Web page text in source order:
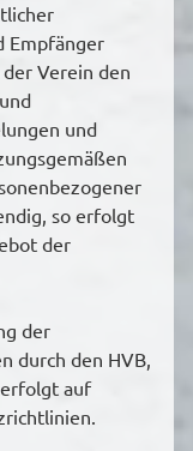
Empfänger
Verein den
und
so erfolgt
der
der
durch den HVB,
auf